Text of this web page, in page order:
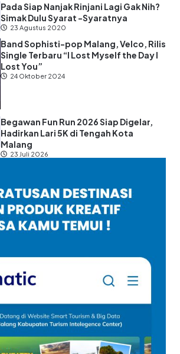
Pada Siap Nanjak Rinjani Lagi Gak Nih?
Simak Dulu Syarat -Syaratnya
23 Agustus 2020
Band Sophisti-pop Malang, Velco, Rilis
Single Terbaru “I Lost Myself the Day I
Lost You”
24 Oktober 2024
Begawan Fun Run 2026 Siap Digelar,
Hadirkan Lari 5K di Tengah Kota
Malang
23 Juli 2026